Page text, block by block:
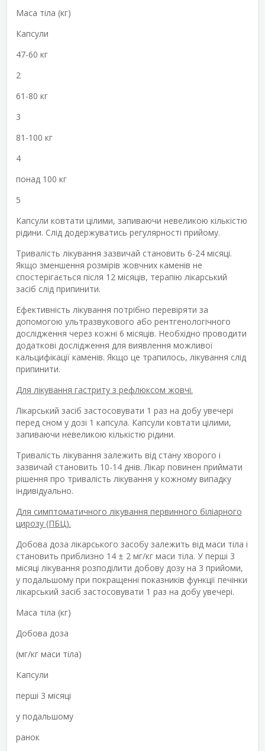
Маса тіла (кг)
Капсули
47-60 кг
2
61-80 кг
3
81-100 кг
4
понад 100 кг
5
Капсули ковтати цілими, запиваючи невеликою кількістю
рідини. Слід додержуватись регулярності прийому.
Тривалість лікування зазвичай становить 6-24 місяці.
Якщо зменшення розмірів жовчних каменів не
спостерігається після 12 місяців, терапію лікарський
засіб слід припинити.
Ефективність лікування потрібно перевіряти за
допомогою ультразвукового або рентгенологічного
дослідження через кожні 6 місяців. Необхідно проводити
додаткові дослідження для виявлення можливої
кальцифікації каменів. Якщо це трапилось, лікування слід
припинити.
Для лікування гастриту з рефлюксом жовчі.
Лікарський засіб застосовувати 1 раз на добу увечері
перед сном у дозі 1 капсула. Капсули ковтати цілими,
запиваючи невеликою кількістю рідини.
Тривалість лікування залежить від стану хворого і
зазвичай становить 10-14 днів. Лікар повинен приймати
рішення про тривалість лікування у кожному випадку
індивідуально.
Для симптоматичного лікування первинного біліарного
цирозу (ПБЦ).
Добова доза лікарського засобу залежить від маси тіла і
становить приблизно 14 ± 2 мг/кг маси тіла. У перші 3
місяці лікування розподілити добову дозу на 3 прийоми,
у подальшому при покращенні показників функції печінки
лікарський засіб застосовувати 1 раз на добу увечері.
Маса тіла (кг)
Добова доза
(мг/кг маси тіла)
Капсули
перші 3 місяці
у подальшому
ранок